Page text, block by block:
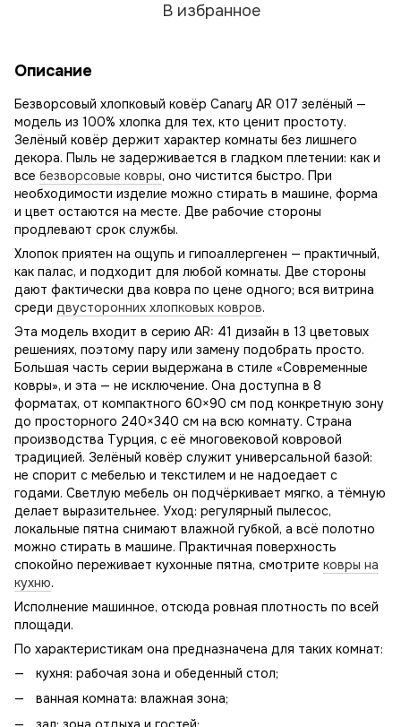
В избранное
Описание
Безворсовый хлопковый ковёр Canary AR 017 зелёный —
модель из 100% хлопка для тех, кто ценит простоту.
Зелёный ковёр держит характер комнаты без лишнего
декора. Пыль не задерживается в гладком плетении: как и
все безворсовые ковры, оно чистится быстро. При
необходимости изделие можно стирать в машине, форма
и цвет остаются на месте. Две рабочие стороны
продлевают срок службы.
Хлопок приятен на ощупь и гипоаллергенен — практичный,
как палас, и подходит для любой комнаты. Две стороны
дают фактически два ковра по цене одного; вся витрина
среди двусторонних хлопковых ковров.
Эта модель входит в серию AR: 41 дизайн в 13 цветовых
решениях, поэтому пару или замену подобрать просто.
Большая часть серии выдержана в стиле «Современные
ковры», и эта — не исключение. Она доступна в 8
форматах, от компактного 60×90 см под конкретную зону
до просторного 240×340 см на всю комнату. Страна
производства Турция, с её многовековой ковровой
традицией. Зелёный ковёр служит универсальной базой:
не спорит с мебелью и текстилем и не надоедает с
годами. Светлую мебель он подчёркивает мягко, а тёмную
делает выразительнее. Уход: регулярный пылесос,
локальные пятна снимают влажной губкой, а всё полотно
можно стирать в машине. Практичная поверхность
спокойно переживает кухонные пятна, смотрите ковры на
кухню.
Исполнение машинное, отсюда ровная плотность по всей
площади.
По характеристикам она предназначена для таких комнат:
кухня: рабочая зона и обеденный стол;
ванная комната: влажная зона;